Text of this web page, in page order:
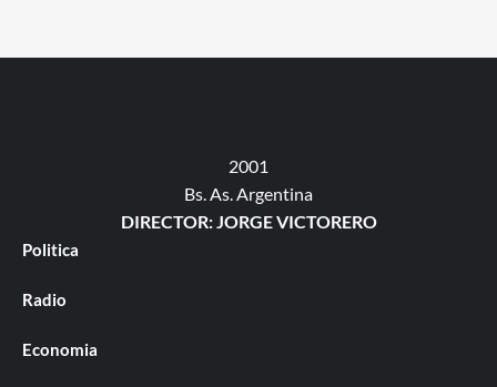
2001
Bs. As. Argentina
DIRECTOR: JORGE VICTORERO
Politica
Radio
Economia